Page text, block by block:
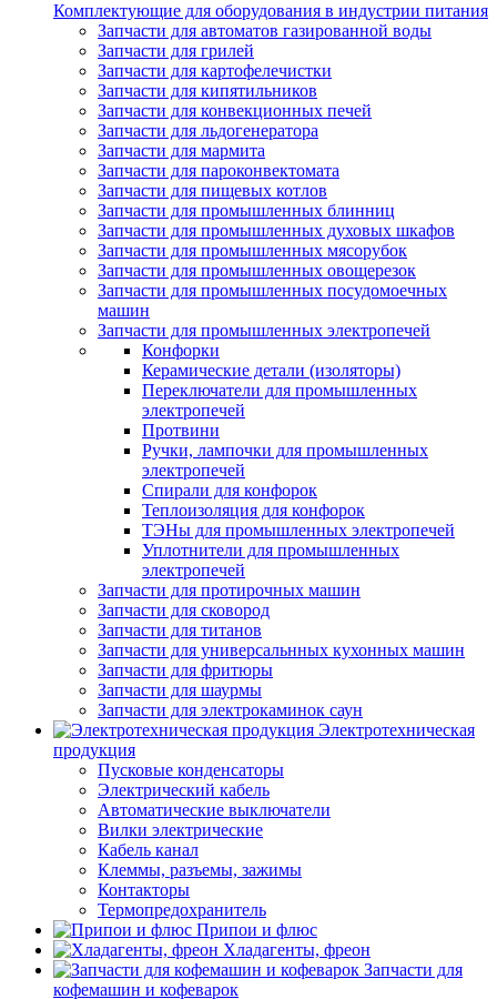
Комплектующие для оборудования в индустрии питания
Запчасти для автоматов газированной воды
Запчасти для грилей
Запчасти для картофелечистки
Запчасти для кипятильников
Запчасти для конвекционных печей
Запчасти для льдогенератора
Запчасти для мармита
Запчасти для пароконвектомата
Запчасти для пищевых котлов
Запчасти для промышленных блинниц
Запчасти для промышленных духовых шкафов
Запчасти для промышленных мясорубок
Запчасти для промышленных овощерезок
Запчасти для промышленных посудомоечных
машин
Запчасти для промышленных электропечей
Конфорки
Керамические детали (изоляторы)
Переключатели для промышленных
электропечей
Протвини
Ручки, лампочки для промышленных
электропечей
Спирали для конфорок
Теплоизоляция для конфорок
ТЭНы для промышленных электропечей
Уплотнители для промышленных
электропечей
Запчасти для протирочных машин
Запчасти для сковород
Запчасти для титанов
Запчасти для универсальнных кухонных машин
Запчасти для фритюры
Запчасти для шаурмы
Запчасти для электрокаминок саун
Электротехническая
продукция
Пусковые конденсаторы
Электрический кабель
Автоматические выключатели
Вилки электрические
Кабель канал
Клеммы, разъемы, зажимы
Контакторы
Термопредохранитель
Припои и флюс
Хладагенты, фреон
Запчасти для
кофемашин и кофеварок